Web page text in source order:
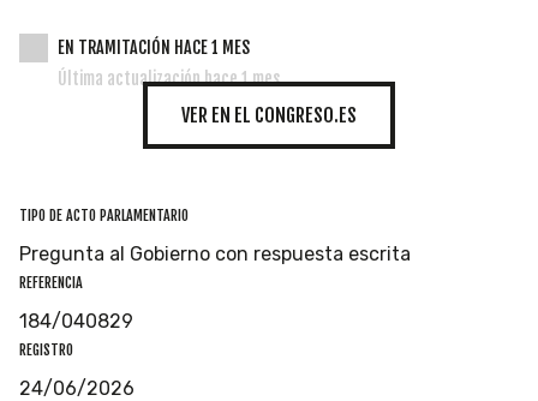
EN TRAMITACIÓN HACE 1 MES
Última actualización hace 1 mes
VER EN EL CONGRESO.ES
TIPO DE ACTO PARLAMENTARIO
Pregunta al Gobierno con respuesta escrita
REFERENCIA
184/040829
REGISTRO
24/06/2026